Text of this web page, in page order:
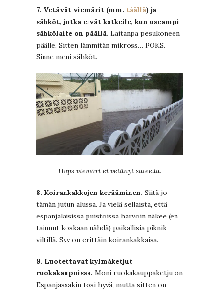
7. Vetävät viemärit (mm. täällä) ja
sähköt, jotka eivät katkeile, kun useampi
sähkölaite on päällä. Laitanpa pesukoneen
päälle. Sitten lämmitän mikross… POKS.
Sinne meni sähköt.
Hups viemäri ei vetänyt sateella.
8. Koirankakkojen kerääminen. Siitä jo
tämän jutun alussa. Ja vielä sellaista, että
espanjalaisissa puistoissa harvoin näkee (en
tainnut koskaan nähdä) paikallisia piknik-
viltillä. Syy on erittäin koirankakkaisa.
9. Luotettavat kylmäketjut
ruokakaupoissa. Moni ruokakauppaketju on
Espanjassakin tosi hyvä, mutta sitten on